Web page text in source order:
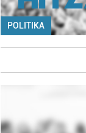
POLITIKA